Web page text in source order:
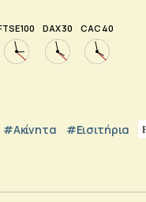
100 DAX 30 CAC 40
#Ακίνητα #εισιτήρια